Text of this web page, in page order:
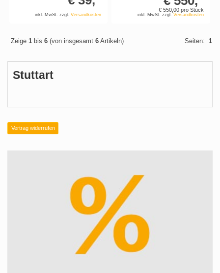
Vertrag widerrufen
inkl. MwSt. zzgl.Versandkosten
€ 550, 00 pro Stück
inkl. MwSt. zzgl. Versandkosten
Zeige 1 bis 6 (von insgesamt 6 Artikeln) Seiten: 1
Stuttart